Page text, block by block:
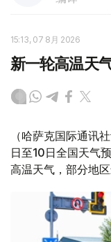
15:13, 07 8月 2026
新一轮高温天
（哈萨克国际通讯
日至10日全国天气
高温天气，部分地